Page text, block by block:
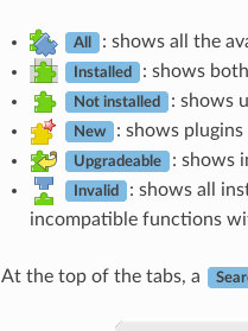
All : shows all the
Installed : shows
Not installed : shows
New : shows
Upgradeable : shows
Invalid
: shows all
incompatible functions
At the top of the tabs, a